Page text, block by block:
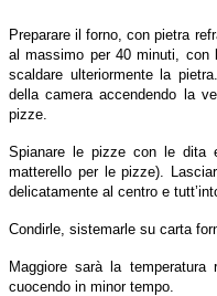
Preparare il forno, con pietra
al massimo per 40 minuti, con
scaldare ulteriormente la
della camera accendendo la
pizze.
Spianare le pizze con le dita
matterello per le pizze).
delicatamente al centro e
Condirle, sistemarle su carta
Maggiore sarà la
cuocendo in minor tempo.